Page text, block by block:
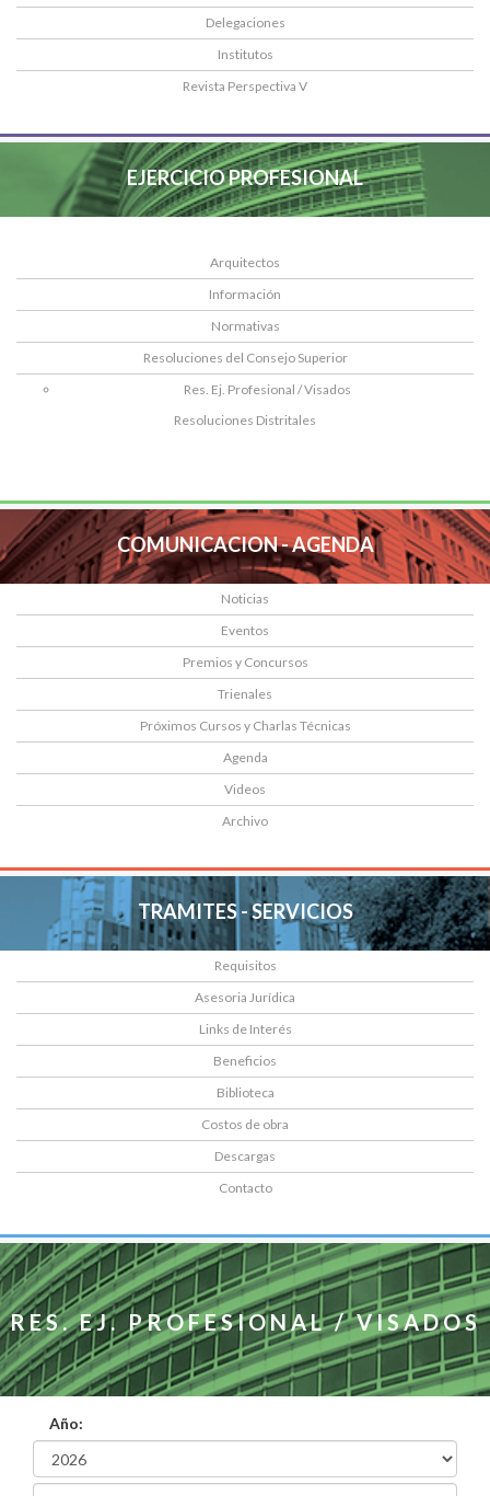
Delegaciones
Institutos
Revista Perspectiva V
EJERCICIO PROFESIONAL
Arquitectos
Información
Normativas
Resoluciones del Consejo Superior
Res. Ej. Profesional / Visados
Resoluciones Distritales
COMUNICACION - AGENDA
Noticias
Eventos
Premios y Concursos
Trienales
Próximos Cursos y Charlas Técnicas
Agenda
Videos
Archivo
TRAMITES - SERVICIOS
Requisitos
Asesoria Jurídica
Links de Interés
Beneficios
Biblioteca
Costos de obra
Descargas
Contacto
RES. EJ. PROFESIONAL / VISADOS
Año: